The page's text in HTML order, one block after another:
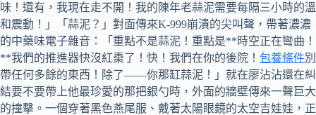
味！還有，我現在走不開！我的陳年老蒜泥需要每隔三小時的溫
和震動！」「蒜泥？」對面傳來K-999崩潰的尖叫聲，帶著濃濃
的中藥味電子雜音：「重點不是蒜泥！重點是**時空正在彎曲！
**我們的推進器快沒紅棗了！快！我們在你的後院！ 包養條件別
帶任何多餘的東西！除了——你那缸蒜泥！」就在廖沾沾還在糾
結要不要帶上他最珍愛的那把銀勺時，外面的牆壁傳來一聲巨大
的撞擊。一個穿著黑色燕尾服、戴著太陽眼鏡的太空吉娃娃，正